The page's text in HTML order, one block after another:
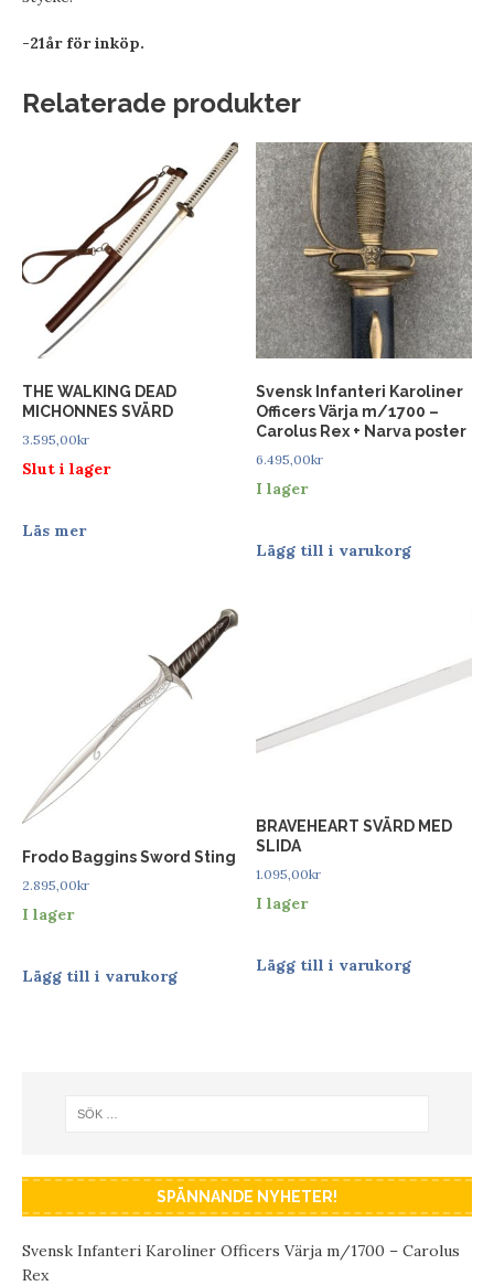
-21år för inköp.
Relaterade produkter
THE WALKING DEAD
MICHONNES SVÄRD
3.595,00kr
Slut i lager
Läs mer
Svensk Infanteri Karoliner
Officers Värja m/1700 –
Carolus Rex + Narva poster
6.495,00kr
I lager
Lägg till i varukorg
Frodo Baggins Sword Sting
2.895,00kr
I lager
Lägg till i varukorg
BRAVEHEART SVÄRD MED
SLIDA
1.095,00kr
I lager
Lägg till i varukorg
SPÄNNANDE NYHETER!
Svensk Infanteri Karoliner Officers Värja m/1700 – Carolus
Rex